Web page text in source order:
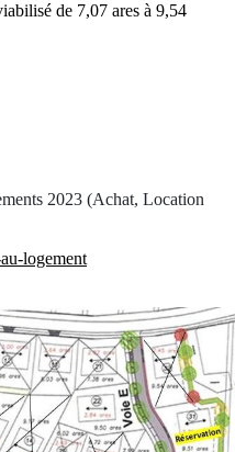
de 7,07 ares à 9,54
2023 (Achat, Location
logement